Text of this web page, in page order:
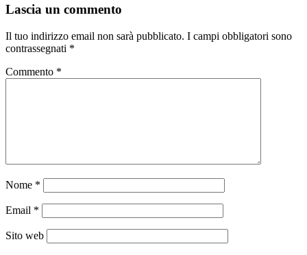
Lascia un commento
Il tuo indirizzo email non sarà pubblicato. I campi obbligatori sono
contrassegnati *
Commento *
Nome *
Email *
Sito web